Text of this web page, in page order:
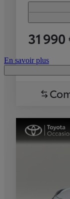
31 990
En savoir plus